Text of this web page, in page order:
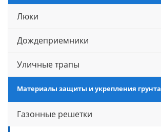
Люки
Дождеприемники
Уличные трапы
Материалы защиты и укрепления грунта
Газонные решетки